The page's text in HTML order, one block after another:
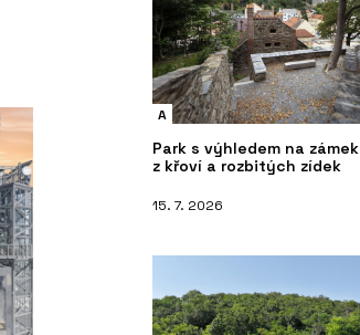
A
Park s výhledem na
z křoví a rozbitých zídek
15. 7. 2026